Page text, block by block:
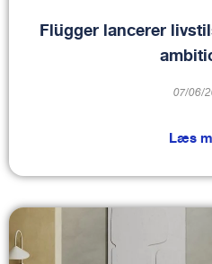
Flügger lancerer
07/06/
Læs